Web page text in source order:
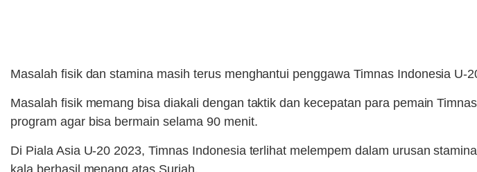
Masalah fisik dan stamina masih terus menghantui penggawa Timnas Indonesia
Masalah fisik memang bisa diakali dengan taktik dan kecepatan para pemain
program agar bisa bermain selama 90 menit.
Di Piala Asia U-20 2023, Timnas Indonesia terlihat melempem dalam urusan
kala berhasil menang atas Suriah.